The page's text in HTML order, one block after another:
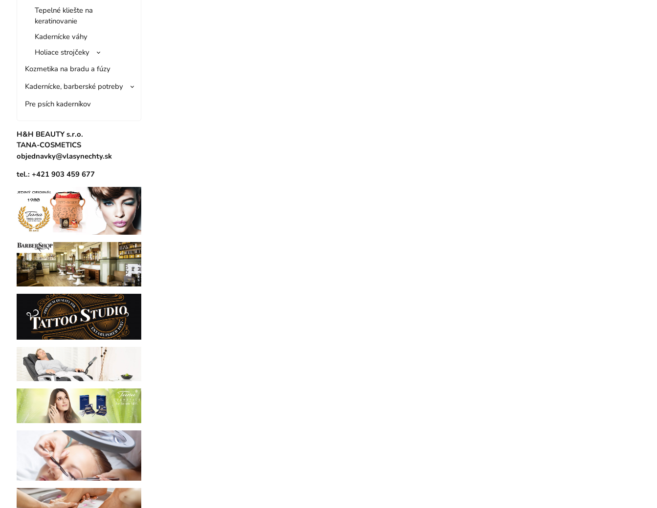
Tepelné kliešte na
keratinovanie
Kadernícke váhy
Holiace strojčeky
Kozmetika na bradu a fúzy
Kadernícke, barberské potreby
Pre psích kaderníkov
H&H BEAUTY s.r.o.
TANA-COSMETICS
objednavky@vlasynechty.sk
tel.: +421 903 459 677